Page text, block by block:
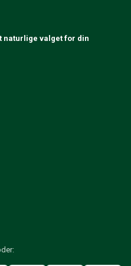
naturlige valget for din